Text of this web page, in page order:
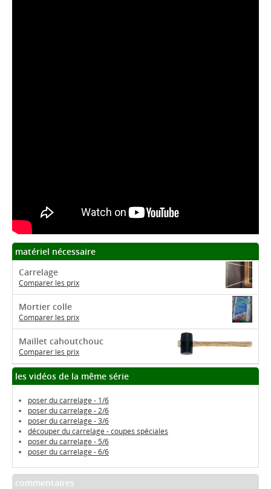
matériel nécessaire
Carrelage
Comparer les prix
Mortier colle
Comparer les prix
Maillet cahoutchouc
Comparer les prix
les vidéos de la même série
poser du carrelage - 1/6
poser du carrelage - 2/6
poser du carrelage - 3/6
découper du carrelage - coupes spéciales
poser du carrelage - 5/6
poser du carrelage - 6/6
commentaires